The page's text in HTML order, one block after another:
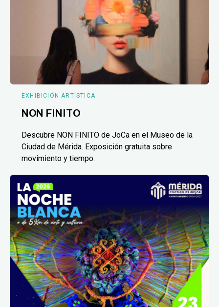
EXHIBICIÓN ARTÍSTICA
NON FINITO
Descubre NON FINITO de JoCa en el Museo de la
Ciudad de Mérida. Exposición gratuita sobre
movimiento y tiempo.